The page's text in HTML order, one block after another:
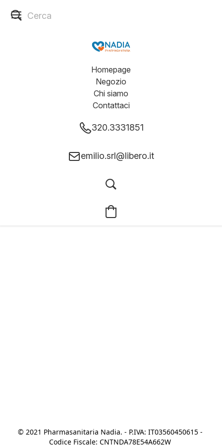
Homepage
Negozio
Chi siamo
Contattaci
320.3331851
emilio.srl@libero.it
© 2021 Pharmasanitaria Nadia. - P.IVA: IT03560450615 -
Codice Fiscale: CNTNDA78E54A662W